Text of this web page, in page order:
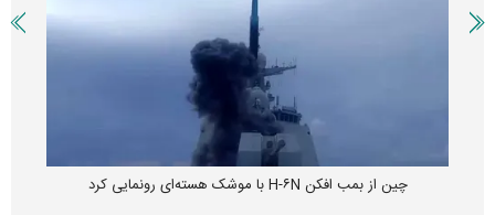
چین از بمب افکن H-۶N با موشک هسته‌ای رونمایی کرد